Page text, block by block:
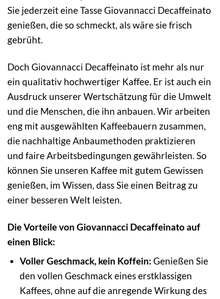
Sie jederzeit eine Tasse Giovannacci Decaffeinato
genießen, die so schmeckt, als wäre sie frisch
gebrüht.
Doch Giovannacci Decaffeinato ist mehr als nur
ein qualitativ hochwertiger Kaffee. Er ist auch ein
Ausdruck unserer Wertschätzung für die Umwelt
und die Menschen, die ihn anbauen. Wir arbeiten
eng mit ausgewählten Kaffeebauern zusammen,
die nachhaltige Anbaumethoden praktizieren
und faire Arbeitsbedingungen gewährleisten. So
können Sie unseren Kaffee mit gutem Gewissen
genießen, im Wissen, dass Sie einen Beitrag zu
einer besseren Welt leisten.
Die Vorteile von Giovannacci Decaffeinato auf
einen Blick:
Voller Geschmack, kein Koffein: Genießen Sie
den vollen Geschmack eines erstklassigen
Kaffees, ohne auf die anregende Wirkung des